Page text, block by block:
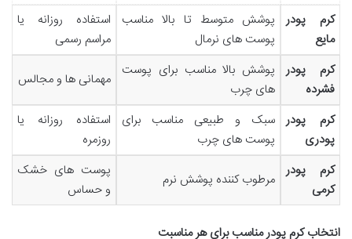
کرم پودر
مایع
پوشش متوسط تا بالا مناسب
پوست های نرمال
استفاده روزانه یا
مراسم رسمی
کرم پودر
فشرده
پوشش بالا مناسب برای پوست
های چرب
مهمانی ها و مجالس
کرم پودر
پودری
سبک و طبیعی مناسب برای
پوست های چرب
استفاده روزانه یا
روزمره
کرم پودر
کرمی
مرطوب کننده پوشش نرم
پوست های خشک
و حساس
انتخاب کرم پودر مناسب برای هر مناسبت